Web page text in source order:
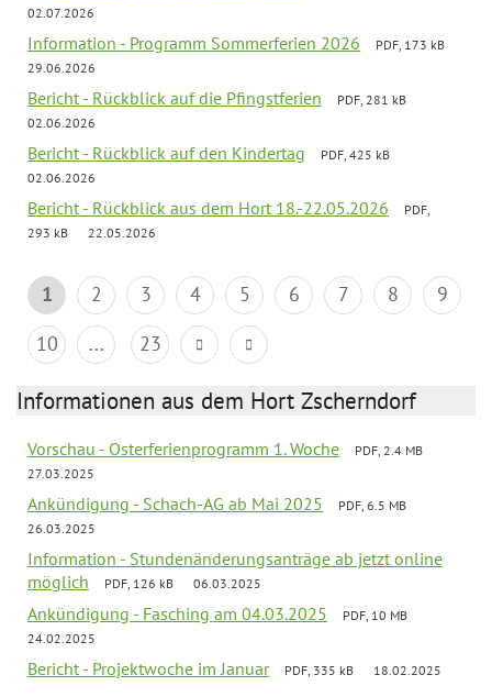
02.07.2026
Information - Programm Sommerferien 2026
PDF, 173 kB
29.06.2026
Bericht - Rückblick auf die Pfingstferien
PDF, 281 kB
02.06.2026
Bericht - Rückblick auf den Kindertag
PDF, 425 kB
02.06.2026
Bericht - Rückblick aus dem Hort 18.-22.05.2026
PDF,
293 kB
22.05.2026
1 2 3 4 5 6 7 8
9
10
... 23
Informationen aus dem Hort Zscherndorf
Vorschau - Osterferienprogramm 1. Woche
PDF, 2.4 MB
27.03.2025
Ankündigung - Schach-AG ab Mai 2025
PDF, 6.5 MB
26.03.2025
Information - Stundenänderungsanträge ab jetzt online
möglich
PDF, 126 kB 06.03.2025
Ankündigung - Fasching am 04.03.2025
PDF, 10 MB
24.02.2025
Bericht - Projektwoche im Januar PDF, 335 kB 18.02.2025